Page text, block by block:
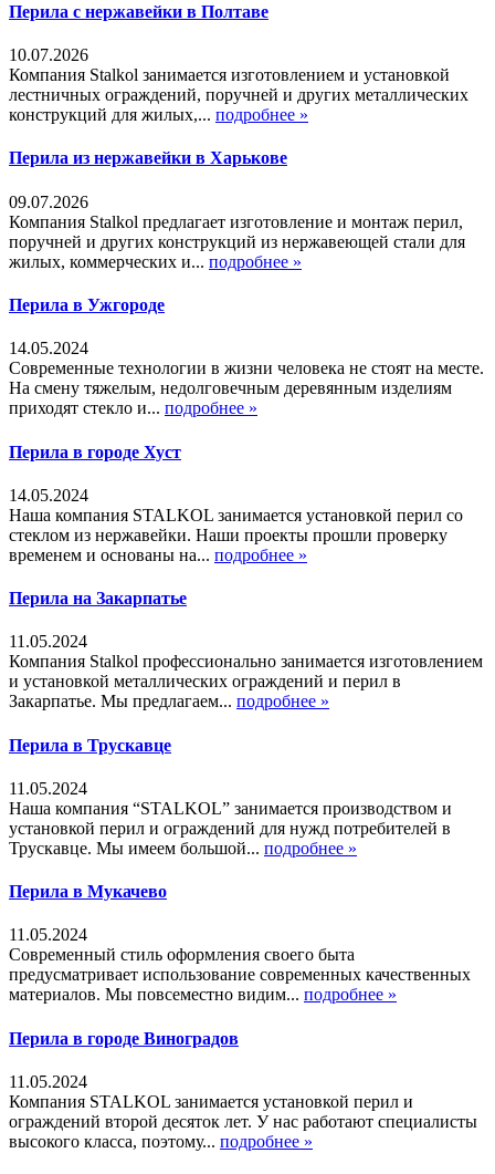
Перила с нержавейки в Полтаве
10.07.2026
Компания Stalkol занимается изготовлением и установкой
лестничных ограждений, поручней и других металлических
конструкций для жилых,... подробнее »
Перила из нержавейки в Харькове
09.07.2026
Компания Stalkol предлагает изготовление и монтаж перил,
поручней и других конструкций из нержавеющей стали для
жилых, коммерческих и... подробнее »
Перила в Ужгороде
14.05.2024
Современные технологии в жизни человека не стоят на месте.
На смену тяжелым, недолговечным деревянным изделиям
приходят стекло и... подробнее »
Перила в городе Хуст
14.05.2024
Наша компания STALKOL занимается установкой перил со
стеклом из нержавейки. Наши проекты прошли проверку
временем и основаны на... подробнее »
Перила на Закарпатье
11.05.2024
Компания Stalkol профессионально занимается изготовлением
и установкой металлических ограждений и перил в
Закарпатье. Мы предлагаем... подробнее »
Перила в Трускавце
11.05.2024
Наша компания “STALKOL” занимается производством и
установкой перил и ограждений для нужд потребителей в
Трускавце. Мы имеем большой... подробнее »
Перила в Мукачево
11.05.2024
Современный стиль оформления своего быта
предусматривает использование современных качественных
материалов. Мы повсеместно видим... подробнее »
Перила в городе Виноградов
11.05.2024
Компания STALKOL занимается установкой перил и
ограждений второй десяток лет. У нас работают специалисты
высокого класса, поэтому... подробнее »